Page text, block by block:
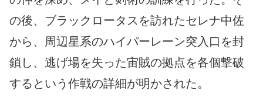
の後、ブラックロータスを訪れたセレナ中佐
から、周辺星系のハイパーレーン突入口を封
鎖し、逃げ場を失った宙賊の拠点を各個撃破
するという作戦の詳細が明かされた。